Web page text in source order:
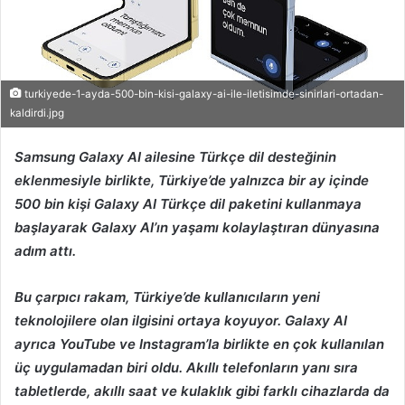
turkiyede-1-ayda-500-bin-kisi-galaxy-ai-ile-iletisimde-sinirlari-ortadan-
kaldirdi.jpg
Samsung Galaxy AI ailesine Türkçe dil desteğinin
eklenmesiyle birlikte, Türkiye’de yalnızca bir ay içinde
500 bin kişi Galaxy AI Türkçe dil paketini kullanmaya
başlayarak Galaxy AI’ın yaşamı kolaylaştıran dünyasına
adım attı.
Bu çarpıcı rakam, Türkiye’de kullanıcıların yeni
teknolojilere olan ilgisini ortaya koyuyor. Galaxy AI
ayrıca YouTube ve Instagram’la birlikte en çok kullanılan
üç uygulamadan biri oldu. Akıllı telefonların yanı sıra
tabletlerde, akıllı saat ve kulaklık gibi farklı cihazlarda da